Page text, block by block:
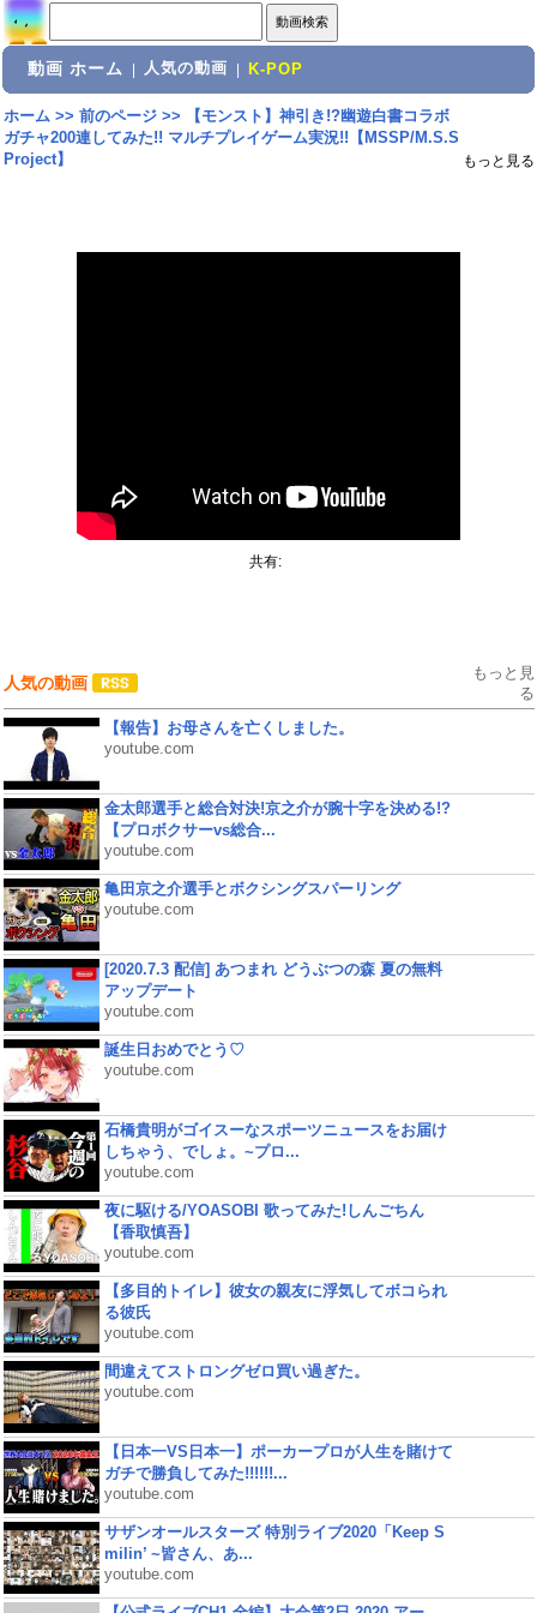
動画 ホーム 人気の動画 K-POP
ホーム>> 前のページ>>
【モンスト】神引き!?幽遊白書コラボ
ガチャ200連してみた!! マルチプレイゲーム実況!!【MSSP/M.S.S
Project】
もっと見る
共有:
人気の動画
もっと見
る
【報告】お母さんを亡くしました。
youtube.com
金太郎選手と総合対決!京之介が腕十字を決める!?
【プロボクサーvs総合...
youtube.com
亀田京之介選手とボクシングスパーリング
youtube.com
[2020.7.3 配信] あつまれ どうぶつの森 夏の無料
アップデート
youtube.com
誕生日おめでとう♡
youtube.com
石橋貴明がゴイスーなスポーツニュースをお届け
しちゃう、でしょ。~プロ...
youtube.com
夜に駆ける/YOASOBI 歌ってみた!しんごちん
【香取慎吾】
youtube.com
【多目的トイレ】彼女の親友に浮気してボコられ
る彼氏
youtube.com
間違えてストロングゼロ買い過ぎた。
youtube.com
【日本一VS日本一】ポーカープロが人生を賭けて
ガチで勝負してみた!!!!!!...
youtube.com
サザンオールスターズ 特別ライブ2020「Keep S
milin’ ~皆さん、あ...
youtube.com